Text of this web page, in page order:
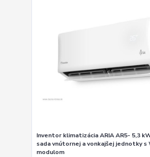
Inventor klimatizácia ARIA AR5- 5,3
sada vnútornej a vonkajšej jednotky s
modulom